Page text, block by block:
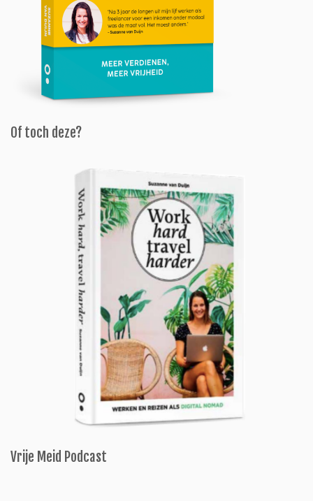
Of toch deze?
Vrije Meid Podcast